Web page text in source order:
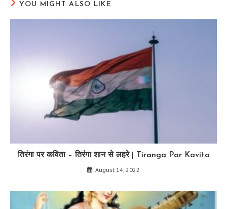
YOU MIGHT ALSO LIKE
तिरंगा पर कविता – तिरंगा शान से लहरे | Tiranga Par Kavita
August 14, 2022